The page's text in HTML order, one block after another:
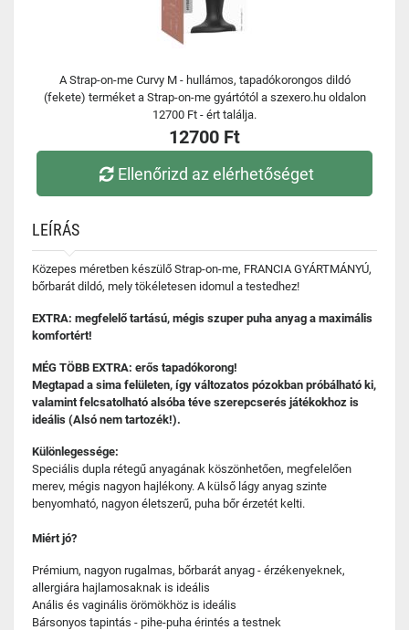
A Strap-on-me Curvy M - hullámos, tapadókorongos dildó
(fekete) terméket a Strap-on-me gyártótól a szexero.hu oldalon
12700 Ft - ért találja.
12700 Ft
Ellenőrizd az elérhetőséget
LEÍRÁS
Közepes méretben készülő Strap-on-me, FRANCIA GYÁRTMÁNYÚ,
bőrbarát dildó, mely tökéletesen idomul a testedhez!
EXTRA: megfelelő tartású, mégis szuper puha anyag a maximális
komfortért!
MÉG TÖBB EXTRA: erős tapadókorong!
Megtapad a sima felületen, így változatos pózokban próbálható ki,
valamint felcsatolható alsóba téve szerepcserés játékokhoz is
ideális (Alsó nem tartozék!).
Különlegessége:
Speciális dupla rétegű anyagának köszönhetően, megfelelően
merev, mégis nagyon hajlékony. A külső lágy anyag szinte
benyomható, nagyon életszerű, puha bőr érzetét kelti.
Miért jó?
Prémium, nagyon rugalmas, bőrbarát anyag - érzékenyeknek,
allergiára hajlamosaknak is ideális
Anális és vaginális örömökhöz is ideális
Bársonyos tapintás - pihe-puha érintés a testnek